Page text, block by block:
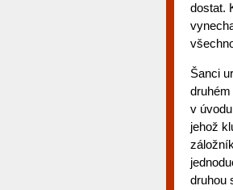
dostat.
Šanci
v
jehož
druhou